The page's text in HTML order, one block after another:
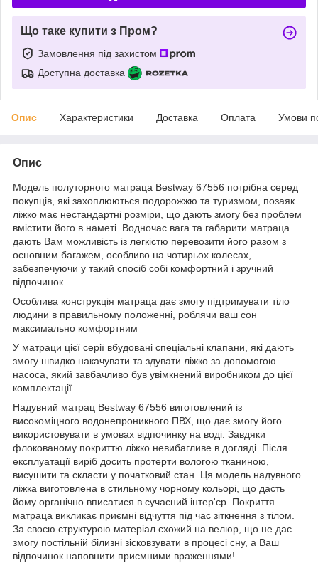
Що таке купити з Пром?
Замовлення під захистом
Доступна доставка
Опис Характеристики Доставка Оплата Умови
Опис
Модель полуторного матраца Bestway 67556 потрібна серед
покупців, які захоплюються подорожжю та туризмом, позаяк
ліжко має нестандартні розміри, що дають змогу без проблем
вмістити його в наметі. Водночас вага та габарити матраца
дають Вам можливість із легкістю перевозити його разом з
основним багажем, особливо на чотирьох колесах,
забезпечуючи у такий спосіб собі комфортний і зручний
відпочинок.
Особлива конструкція матраца дає змогу підтримувати тіло
людини в правильному положенні, роблячи ваш сон
максимально комфортним
У матраци цієї серії вбудовані спеціальні клапани, які дають
змогу швидко накачувати та здувати ліжко за допомогою
насоса, який завбачливо був увімкнений виробником до цієї
комплектації.
Надувний матрац Bestway 67556 виготовлений із
високоміцного водонепроникного ПВХ, що дає змогу його
використовувати в умовах відпочинку на воді. Завдяки
флокованому покриттю ліжко невибагливе в догляді. Після
експлуатації виріб досить протерти вологою тканиною,
висушити та скласти у початковий стан. Ця модель надувного
ліжка виготовлена в стильному чорному кольорі, що дасть
йому органічно вписатися в сучасний інтер'єр. Покриття
матраца викликає приємні відчуття під час зіткнення з тілом.
За своєю структурою матеріал схожий на велюр, що не дає
змогу постільній білизні зісковзувати в процесі сну, а Ваш
відпочинок наповнити приємними враженнями!